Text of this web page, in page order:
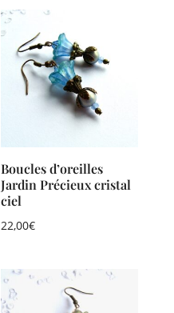
Boucles d’oreilles
Jardin Précieux cristal
ciel
22,00€